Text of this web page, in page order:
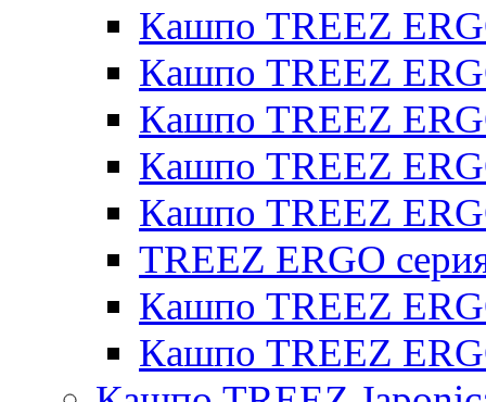
Кашпо TREEZ
Кашпо TREEZ
Кашпо TREEZ
Кашпо TREEZ
Кашпо TREEZ
TREEZ ERGO
Кашпо TREEZ
Кашпо TREEZ